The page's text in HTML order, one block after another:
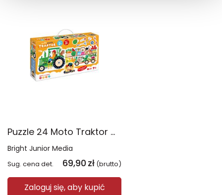
Puzzle 24 Moto Traktor CzuCzu
Bright Junior Media
Sug. cena det. 69,90 zł (brutto)
Zaloguj się, aby kupić